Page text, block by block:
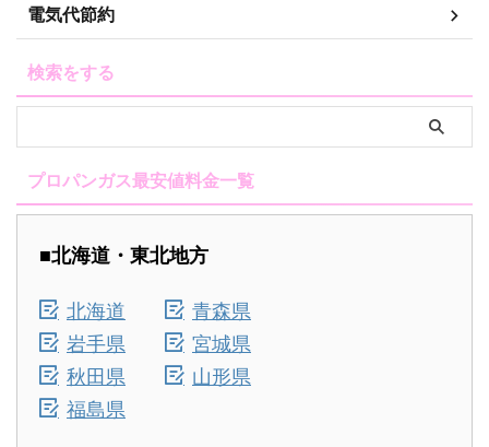
電気代節約
検索をする
プロパンガス最安値料金一覧
■北海道・東北地方
北海道
青森県
岩手県
宮城県
秋田県
山形県
福島県